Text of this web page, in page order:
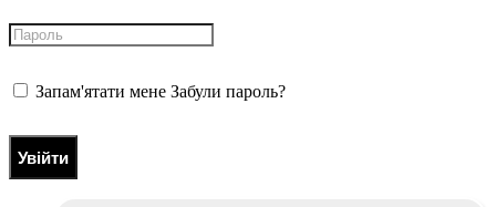
Запам'ятати мене Забули пароль?
Увійти